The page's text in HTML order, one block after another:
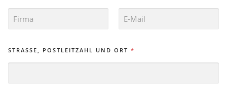
STRASSE, POSTLEITZAHL UND ORT *